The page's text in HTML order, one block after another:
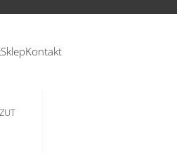
SklepKontakt